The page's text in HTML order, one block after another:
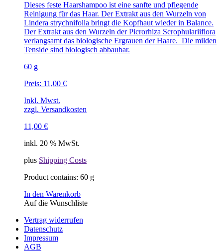
Dieses feste Haarshampoo ist eine sanfte und pflegende
Reinigung für das Haar. Der Extrakt aus den Wurzeln von
Lindera strychnifolia bringt die Kopfhaut wieder in Balance.
Der Extrakt aus den Wurzeln der Picrorhiza Scrophulariiflora
verlangsamt das biologische Ergrauen der Haare. Die milden
Tenside sind biologisch abbaubar.
60 g
Preis: 11,00 €
Inkl. Mwst.
zzgl. Versandkosten
11,00 €
inkl. 20 % MwSt.
plus Shipping Costs
Product contains: 60 g
In den Warenkorb
Auf die Wunschliste
Vertrag widerrufen
Datenschutz
Impressum
AGB